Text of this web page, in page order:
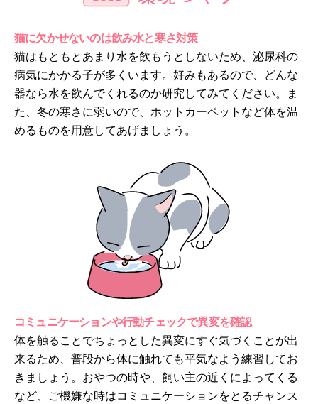
猫に欠かせないのは飲み水と寒さ対策
猫はもともとあまり水を飲もうとしないため、泌尿科の
病気にかかる子が多くいます。好みもあるので、どんな
器なら水を飲んでくれるのか研究してみてください。ま
た、冬の寒さに弱いので、ホットカーペットなど体を温
めるものを用意してあげましょう。
コミュニケーションや行動チェックで異変を確認
体を触ることでちょっとした異変にすぐ気づくことが出
来るため、普段から体に触れても平気なよう練習してお
きましょう。おやつの時や、飼い主の近くによってくる
など、ご機嫌な時はコミュニケーションをとるチャンス